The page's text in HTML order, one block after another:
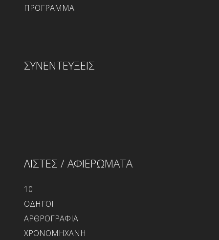
ΠΡΟΓΡΑΜΜΑ
ΣΥΝΕΝΤΕΥΞΕΙΣ
ΛΙΣΤΕΣ / ΑΦΙΕΡΩΜΑΤΑ
10
ΟΔΗΓΟΙ
ΑΡΘΡΟΓΡΑΦΙΑ
ΧΡΟΝΟΜΗΧΑΝΗ